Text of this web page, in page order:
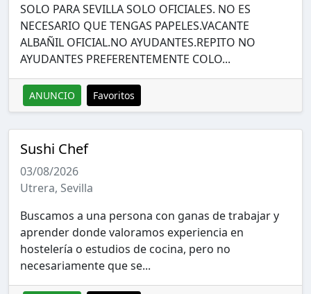
SOLO PARA SEVILLA SOLO OFICIALES. NO ES
NECESARIO QUE TENGAS PAPELES.VACANTE
ALBAÑIL OFICIAL.NO AYUDANTES.REPITO NO
AYUDANTES PREFERENTEMENTE COLO...
ANUNCIO Favoritos
Sushi Chef
03/08/2026
Utrera, Sevilla
Buscamos a una persona con ganas de trabajar y
aprender donde valoramos experiencia en
hostelería o estudios de cocina, pero no
necesariamente que se...